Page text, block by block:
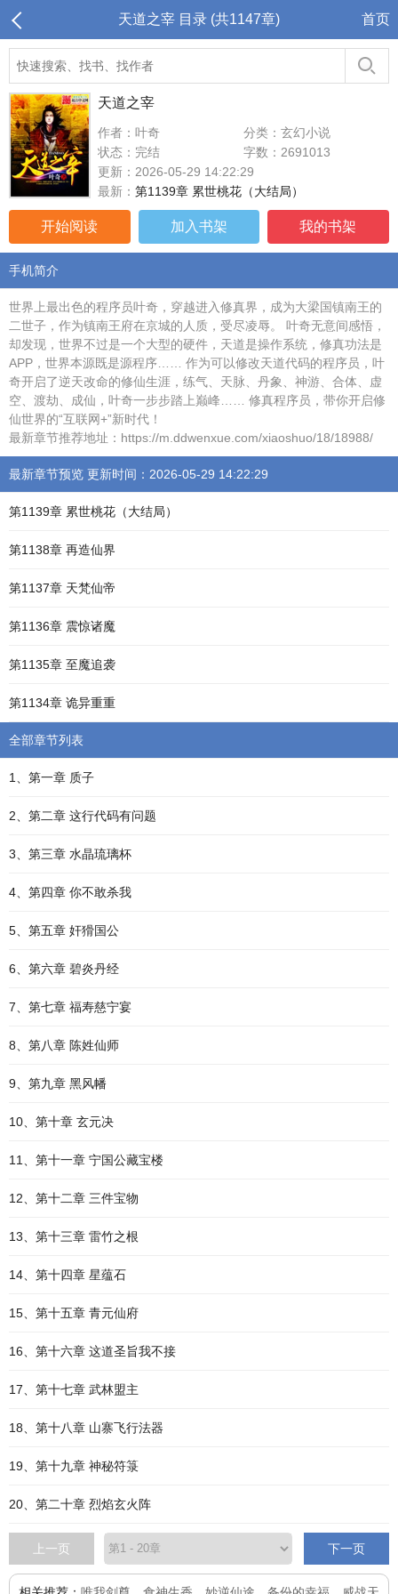
天道之宰 目录 (共1147章) 首页
天道之宰
作者：叶奇
分类：玄幻小说
状态：完结
字数：2691013
更新：2026-05-29 14:22:29
最新： 第1139章 累世桃花（大结局）
开始阅读 加入书架 我的书架
手机简介
世界上最出色的程序员叶奇，穿越进入修真界，成为大梁国镇南王的
二世子，作为镇南王府在京城的人质，受尽凌辱。 叶奇无意间感悟，
却发现，世界不过是一个大型的硬件，天道是操作系统，修真功法是
APP，世界本源既是源程序…… 作为可以修改天道代码的程序员，叶
奇开启了逆天改命的修仙生涯，练气、天脉、丹象、神游、合体、虚
空、渡劫、成仙，叶奇一步步踏上巅峰…… 修真程序员，带你开启修
仙世界的“互联网+”新时代！
最新章节推荐地址：https://m.ddwenxue.com/xiaoshuo/18/18988/
最新章节预览 更新时间：2026-05-29 14:22:29
第1139章 累世桃花（大结局）
第1138章 再造仙界
第1137章 天梵仙帝
第1136章 震惊诸魔
第1135章 至魔追袭
第1134章 诡异重重
全部章节列表
1、第一章 质子
2、第二章 这行代码有问题
3、第三章 水晶琉璃杯
4、第四章 你不敢杀我
5、第五章 奸猾国公
6、第六章 碧炎丹经
7、第七章 福寿慈宁宴
8、第八章 陈姓仙师
9、第九章 黑风幡
10、第十章 玄元决
11、第十一章 宁国公藏宝楼
12、第十二章 三件宝物
13、第十三章 雷竹之根
14、第十四章 星蕴石
15、第十五章 青元仙府
16、第十六章 这道圣旨我不接
17、第十七章 武林盟主
18、第十八章 山寨飞行法器
19、第十九章 神秘符箓
20、第二十章 烈焰玄火阵
上一页 下一页